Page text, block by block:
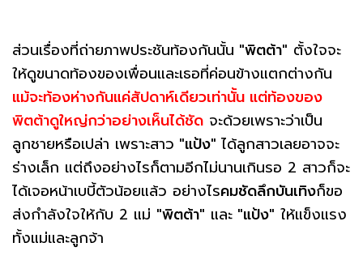
ส่วนเรื่องที่ถ่ายภาพประชันท้องกันนั้น "พิตต้า" ตั้งใจจะ
ให้ดูขนาดท้องของเพื่อนและเธอที่ค่อนข้างแตกต่างกัน
แม้จะท้องห่างกันแค่สัปดาห์เดียวเท่านั้น แต่ท้องของ
พิตต้าดูใหญ่กว่าอย่างเห็นได้ชัด จะด้วยเพราะว่าเป็น
ลูกชายหรือเปล่า เพราะสาว "แป้ง" ได้ลูกสาวเลยอาจจะ
ร่างเล็ก แต่ถึงอย่างไรก็ตามอีกไม่นานเกินรอ 2 สาวก็จะ
ได้เจอหน้าเบบี้ตัวน้อยแล้ว อย่างไรคมชัดลึกบันเทิงก็ขอ
ส่งกำลังใจให้กับ 2 แม่ "พิตต้า" และ "แป้ง" ให้แข็งแรง
ทั้งแม่และลูกจ้า